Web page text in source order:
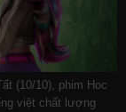
(10/10), phim Hoc
việt chất lượng